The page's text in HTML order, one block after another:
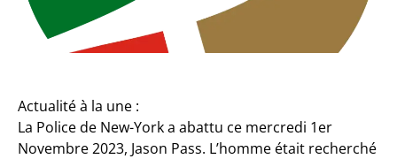
Actualité à la une :
La Police de New-York a abattu ce mercredi 1er
Novembre 2023, Jason Pass. L’homme était recherché